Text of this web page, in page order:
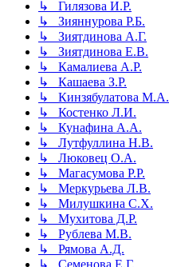
↳ Гилязова И.Р.
↳ Зияннурова Р.Б.
↳ Зиятдинова А.Г.
↳ Зиятдинова Е.В.
↳ Камалиева А.Р.
↳ Кашаева З.Р.
↳ Кинзябулатова М.А.
↳ Костенко Л.И.
↳ Кунафина А.А.
↳ Лутфуллина Н.В.
↳ Люковец О.А.
↳ Магасумова Р.Р.
↳ Меркурьева Л.В.
↳ Милушкина С.Х.
↳ Мухитова Д.Р.
↳ Рублева М.В.
↳ Рямова А.Д.